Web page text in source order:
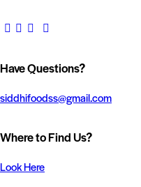
Have Questions?
siddhifoodss@gmail.com
Where to Find Us?
Look Here